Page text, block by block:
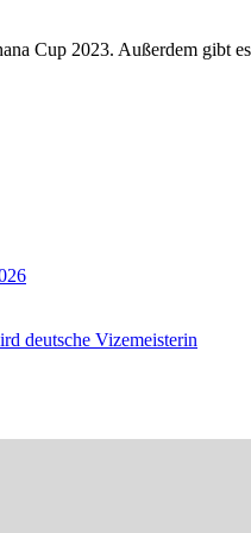
Cup 2023. Außerdem gibt
deutsche Vizemeisterin